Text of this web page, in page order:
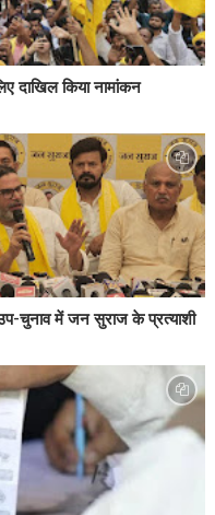
दाखिल किया नामांकन
उप-चुनाव में जन सुराज के प्रत्याशी